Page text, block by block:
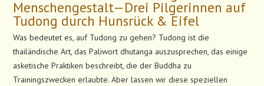
Menschengestalt—Drei Pilgerinnen auf
Tudong durch Hunsrück & Eifel
Was bedeutet es, auf Tudong zu gehen? Tudong ist die
thailändische Art, das Paliwort dhutanga auszusprechen, das einige
asketische Praktiken beschreibt, die der Buddha zu
Trainingszwecken erlaubte. Aber lassen wir diese speziellen